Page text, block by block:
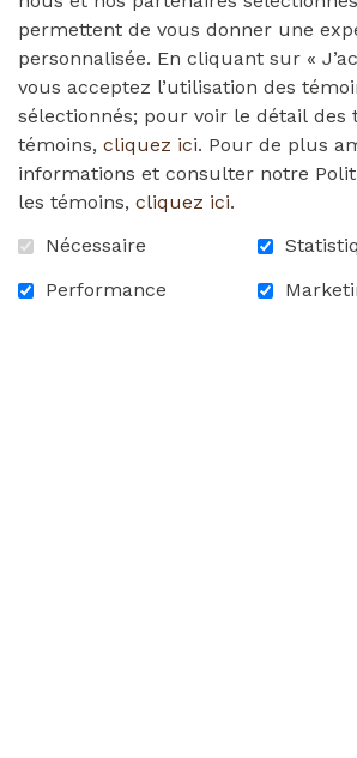
Vendredi 11 avril 2025
Veuillez trouver ci-dessous le
presse concernant le lancement de
quatrième campagne annuelle.
permettent de vous donner une
personnalisée. En cliquant sur «
vous acceptez l’utilisation des
sélectionnés; pour voir le détail des
témoins, cliquez ici. Pour de plus
informations et consulter notre
les témoins, cliquez ici.
Nécessaire
Performance